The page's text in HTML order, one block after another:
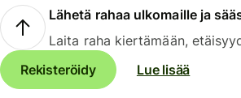
Lähetä rahaa ulkomaille ja
Laita raha kiertämään,
Rekisteröidy
Lue lisää